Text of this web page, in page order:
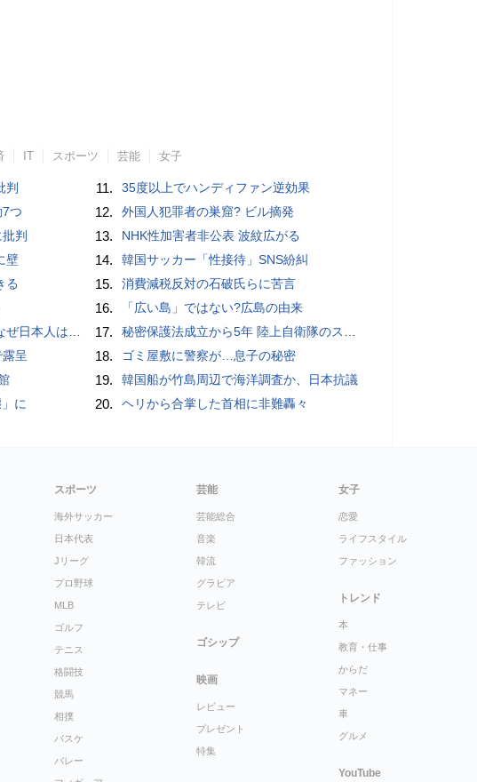
IT スポーツ 芸能 女子
判
7つ
判
壁
る
しまったのか（適菜収）
露呈
に
11. 35度以上でハンディファン逆効果
12. 外国人犯罪者の巣窟? ビル摘発
13. NHK性加害者非公表 波紋広がる
14. 韓国サッカー「性接待」SNS紛糾
15. 消費減税反対の石破氏らに苦言
16. 「広い島」ではない?広島の由来
17. 秘密保護法成立から5年 陸上自衛隊のスパイ組織「別班」暴いたベテラン記者が警鐘 - BLOGOS編集部
18. ゴミ屋敷に警察が…息子の秘密
19. 韓国船が竹島周辺で海洋調査か、日本抗議
20. ヘリから合掌した首相に非難轟々
スポーツ
海外サッカー
日本代表
Jリーグ
プロ野球
MLB
ゴルフ
テニス
格闘技
競馬
相撲
バスケ
バレー
芸能
芸能総合
音楽
韓流
グラビア
テレビ
ゴシップ
映画
レビュー
プレゼント
特集
女子
恋愛
ライフスタイル
ファッション
トレンド
本
教育・仕事
からだ
マネー
車
グルメ
YouTube